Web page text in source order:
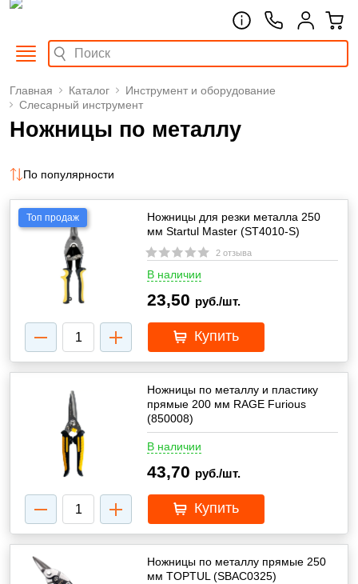
Главная Каталог
Инструмент и оборудование
Слесарный инструмент
Ножницы по металлу
По популярности
Топ продаж
Ножницы для резки металла 250
мм Startul Master (ST4010-S)
2 отзыва
В наличии
23,50 руб./шт.
Купить
Ножницы по металлу и пластику
прямые 200 мм RAGE Furious
(850008)
В наличии
43,70 руб./шт.
Купить
Ножницы по металлу прямые 250
мм TOPTUL (SBAC0325)